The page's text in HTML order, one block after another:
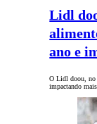
Lidl
ano e
O Lidl doou, no
impactando